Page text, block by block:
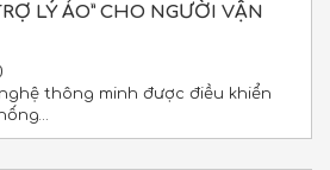
LÝ ẢO” CHO NGƯỜI VẬN
thông minh được điều khiển